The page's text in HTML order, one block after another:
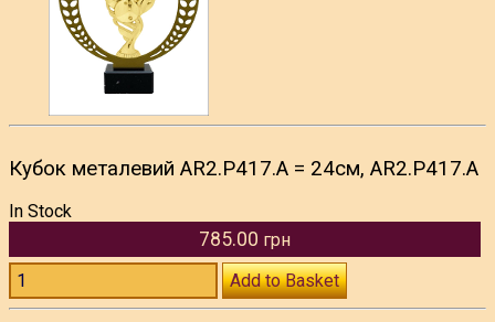
Кубок металевий AR2.P417.A = 24см, AR2.P417.A
In Stock
785.00 грн
Add to Basket